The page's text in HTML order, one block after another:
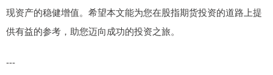
现资产的稳健增值。希望本文能为您在股指期货投资的道路上提
供有益的参考，助您迈向成功的投资之旅。
---